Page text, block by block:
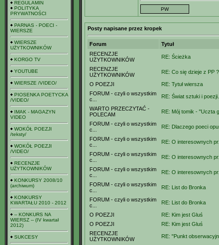
REGULAMIN
POLITYKA
PRYWATNOŚCI
PARNAS - POECI -
WIERSZE
WIERSZE
UŻYTKOWNIKÓW
KORGO TV
YOUTUBE
WIERSZE /VIDEO/
PIOSENKA POETYCKA
/VIDEO/
IMAK - MAGAZYN
VIDEO
WOKÓŁ POEZJI
/teksty/
WOKÓŁ POEZJI
/VIDEO/
RECENZJE
UŻYTKOWNIKÓW
KONKURSY 2008/10
(archiwum)
KONKURSY
KWARTAŁU 2010 - 2012
-- KONKURS NA
WIERSZ -- (IV kwartał
2012)
SUKCESY
Posty napisane przez kropek
Forum
Tytuł
RECENZJE
UŻYTKOWNIKÓW
RE: Ścieżka
RECENZJE
UŻYTKOWNIKÓW
RE: Co się dzieje z PP
O POEZJI
RE: Tytuł wiersza
FORUM - czyli o wszystkim
c...
RE: Świat sztuki i poezji.
WARTO PRZECZYTAĆ -
POLECAM
RE: Mój tomik - "Uczta
FORUM - czyli o wszystkim
c...
RE: Dlaczego poeci
FORUM - czyli o wszystkim
c...
RE: O interesownych
FORUM - czyli o wszystkim
c...
RE: O interesownych
FORUM - czyli o wszystkim
c...
RE: O interesownych
FORUM - czyli o wszystkim
c...
RE: List do Bronka
FORUM - czyli o wszystkim
c...
RE: List do Bronka
O POEZJI
RE: Kim jest Gluś
O POEZJI
RE: Kim jest Gluś
RECENZJE
UŻYTKOWNIKÓW
RE: "Punkt